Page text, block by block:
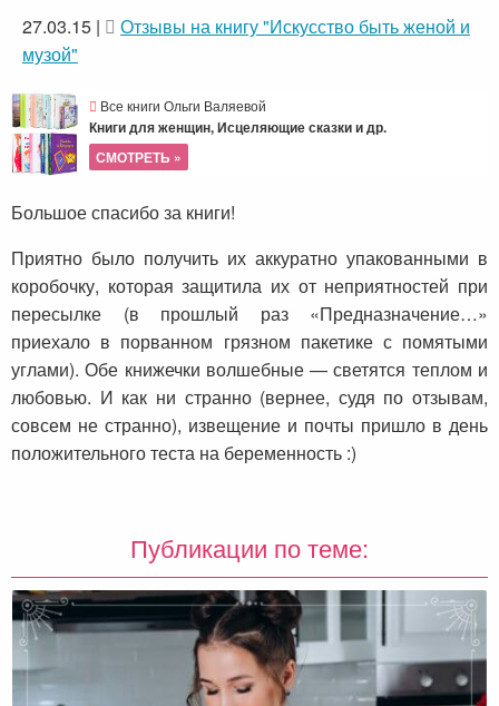
27.03.15 |
Отзывы на книгу "Искусство быть женой и
музой"
Все книги Ольги Валяевой
Книги для женщин, Исцеляющие сказки и др.
СМОТРЕТЬ »
Большое спасибо за книги!
Приятно было получить их аккуратно упакованными в
коробочку, которая защитила их от неприятностей при
пересылке (в прошлый раз «Предназначение…»
приехало в порванном грязном пакетике с помятыми
углами). Обе книжечки волшебные — светятся теплом и
любовью. И как ни странно (вернее, судя по отзывам,
совсем не странно), извещение и почты пришло в день
положительного теста на беременность :)
Публикации по теме: